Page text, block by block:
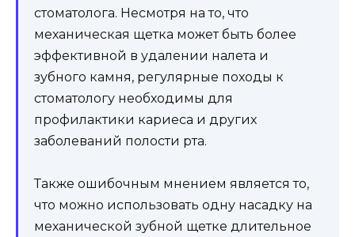
стоматолога. Несмотря на то, что
механическая щетка может быть более
эффективной в удалении налета и
зубного камня, регулярные походы к
стоматологу необходимы для
профилактики кариеса и других
заболеваний полости рта.
Также ошибочным мнением является то,
что можно использовать одну насадку на
механической зубной щетке длительное